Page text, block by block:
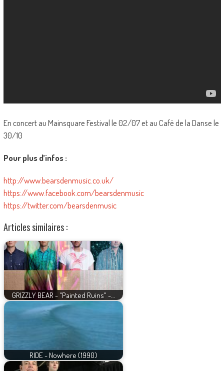
En concert au Mainsquare Festival le 02/07 et au Café de la Danse le
30/10
Pour plus d’infos :
http://www.bearsdenmusic.co.uk/
https://www.facebook.com/bearsdenmusic
https://twitter.com/bearsdenmusic
Articles similaires :
GRIZZLY BEAR - "Painted Ruins" -…
RIDE - Nowhere (1990)